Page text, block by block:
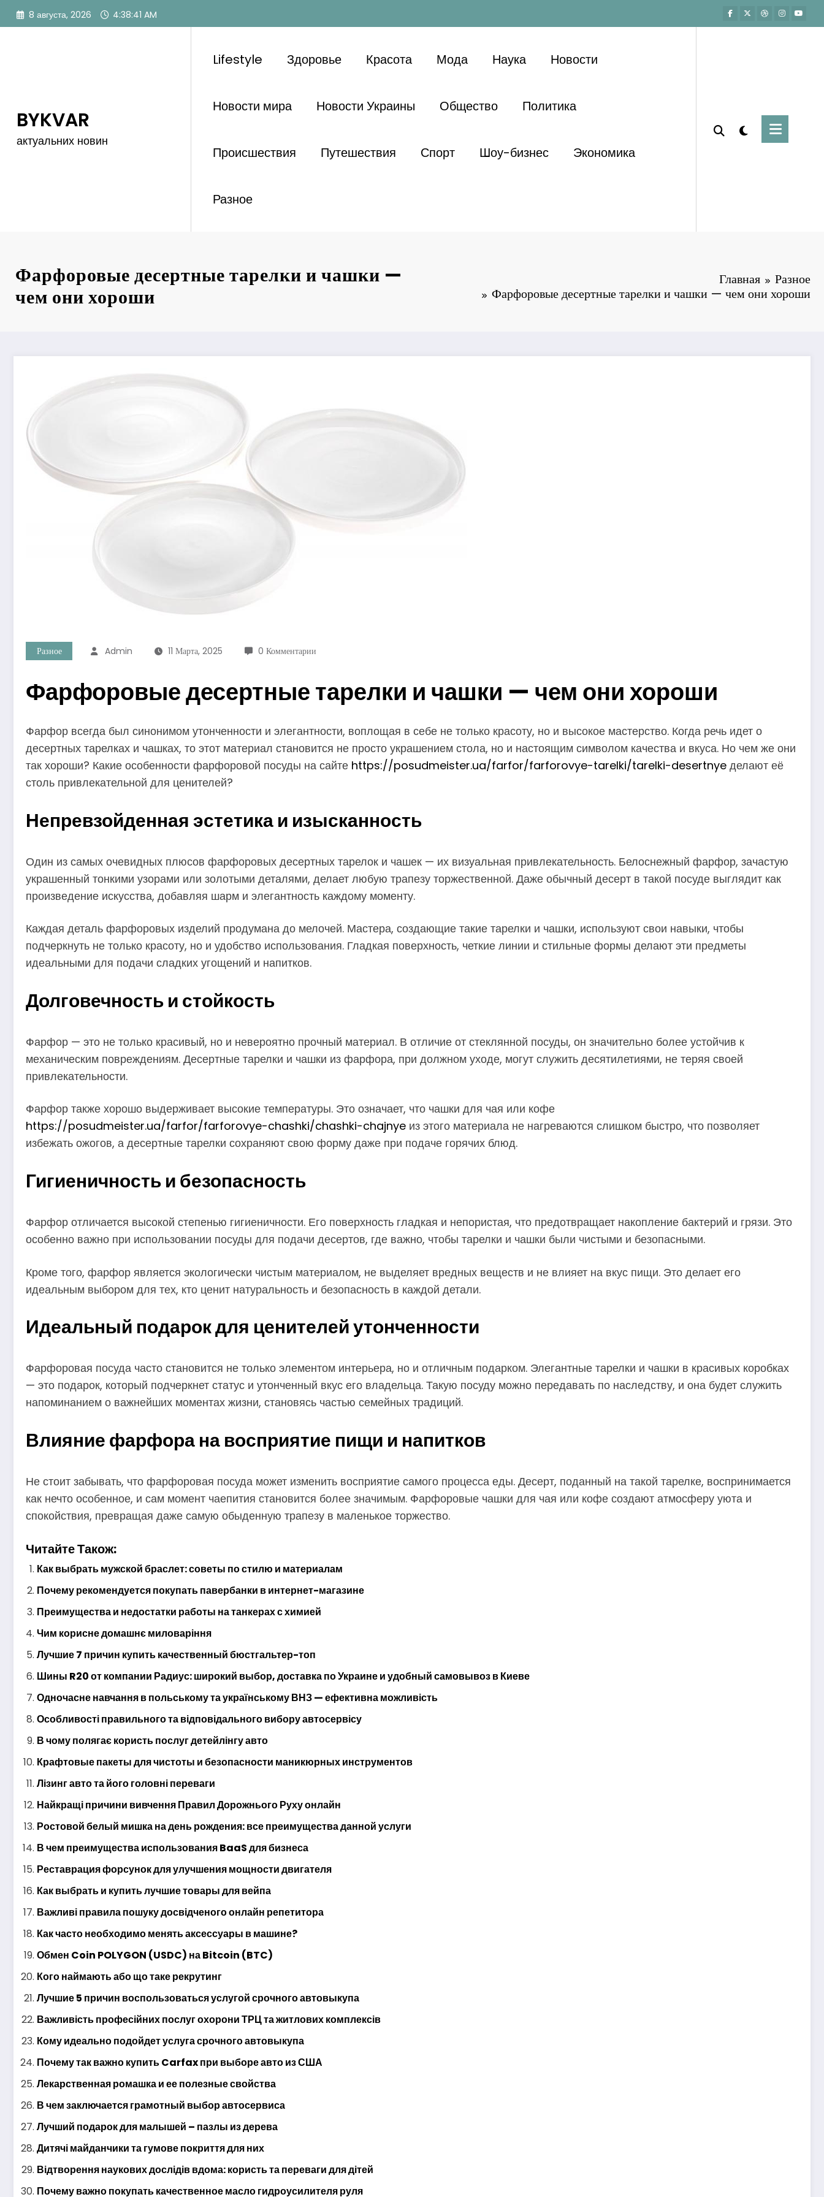
Перейти
8 августа, 2026 4:38:42 AM
BYKVAR
актуальних новин
Lifestyle Здоровье Красота Мода Наука Новости
Новости мира Новости Украины Общество Политика
Происшествия Путешествия Спорт Шоу-бизнес Экономика
Разное
Фарфоровые десертные тарелки и чашки —
чем они хороши
Главная
Разное
Фарфоровые десертные тарелки и чашки — чем они хороши
Разное Admin 11 Марта, 2025 0 Комментарии
Фарфоровые десертные тарелки и чашки — чем они хороши
Фарфор всегда был синонимом утонченности и элегантности, воплощая в себе не только красоту, но и высокое мастерство. Когда речь идет о
десертных тарелках и чашках, то этот материал становится не просто украшением стола, но и настоящим символом качества и вкуса. Но чем же они
так хороши? Какие особенности фарфоровой посуды на сайте https://posudmeister.ua/farfor/farforovye-tarelki/tarelki-desertnye делают её
столь привлекательной для ценителей?
Непревзойденная эстетика и изысканность
Один из самых очевидных плюсов фарфоровых десертных тарелок и чашек — их визуальная привлекательность. Белоснежный фарфор, зачастую
украшенный тонкими узорами или золотыми деталями, делает любую трапезу торжественной. Даже обычный десерт в такой посуде выглядит как
произведение искусства, добавляя шарм и элегантность каждому моменту.
Каждая деталь фарфоровых изделий продумана до мелочей. Мастера, создающие такие тарелки и чашки, используют свои навыки, чтобы
подчеркнуть не только красоту, но и удобство использования. Гладкая поверхность, четкие линии и стильные формы делают эти предметы
идеальными для подачи сладких угощений и напитков.
Долговечность и стойкость
Фарфор — это не только красивый, но и невероятно прочный материал. В отличие от стеклянной посуды, он значительно более устойчив к
механическим повреждениям. Десертные тарелки и чашки из фарфора, при должном уходе, могут служить десятилетиями, не теряя своей
привлекательности.
Фарфор также хорошо выдерживает высокие температуры. Это означает, что чашки для чая или кофе
https://posudmeister.ua/farfor/farforovye-chashki/chashki-chajnye из этого материала не нагреваются слишком быстро, что позволяет
избежать ожогов, а десертные тарелки сохраняют свою форму даже при подаче горячих блюд.
Гигиеничность и безопасность
Фарфор отличается высокой степенью гигиеничности. Его поверхность гладкая и непористая, что предотвращает накопление бактерий и грязи. Это
особенно важно при использовании посуды для подачи десертов, где важно, чтобы тарелки и чашки были чистыми и безопасными.
Кроме того, фарфор является экологически чистым материалом, не выделяет вредных веществ и не влияет на вкус пищи. Это делает его
идеальным выбором для тех, кто ценит натуральность и безопасность в каждой детали.
Идеальный подарок для ценителей утонченности
Фарфоровая посуда часто становится не только элементом интерьера, но и отличным подарком. Элегантные тарелки и чашки в красивых коробках
— это подарок, который подчеркнет статус и утонченный вкус его владельца. Такую посуду можно передавать по наследству, и она будет служить
напоминанием о важнейших моментах жизни, становясь частью семейных традиций.
Влияние фарфора на восприятие пищи и напитков
Не стоит забывать, что фарфоровая посуда может изменить восприятие самого процесса еды. Десерт, поданный на такой тарелке, воспринимается
как нечто особенное, и сам момент чаепития становится более значимым. Фарфоровые чашки для чая или кофе создают атмосферу уюта и
спокойствия, превращая даже самую обыденную трапезу в маленькое торжество.
Читайте Також:
Как выбрать мужской браслет: советы по стилю и материалам
Почему рекомендуется покупать павербанки в интернет-магазине
Преимущества и недостатки работы на танкерах с химией
Чим корисне домашнє миловаріння
Лучшие 7 причин купить качественный бюстгальтер-топ
Шины R20 от компании Радиус: широкий выбор, доставка по Украине и удобный самовывоз в Киеве
Одночасне навчання в польському та українському ВНЗ — ефективна можливість
Особливості правильного та відповідального вибору автосервісу
В чому полягає користь послуг детейлінгу авто
Крафтовые пакеты для чистоты и безопасности маникюрных инструментов
Лізинг авто та його головні переваги
Найкращі причини вивчення Правил Дорожнього Руху онлайн
Ростовой белый мишка на день рождения: все преимущества данной услуги
В чем преимущества использования BaaS для бизнеса
Реставрация форсунок для улучшения мощности двигателя
Как выбрать и купить лучшие товары для вейпа
Важливі правила пошуку досвідченого онлайн репетитора
Как часто необходимо менять аксессуары в машине?
Обмен Coin POLYGON (USDC) на Bitcoin (BTC)
Кого наймають або що таке рекрутинг
Лучшие 5 причин воспользоваться услугой срочного автовыкупа
Важливість професійних послуг охорони ТРЦ та житлових комплексів
Кому идеально подойдет услуга срочного автовыкупа
Почему так важно купить Carfax при выборе авто из США
Лекарственная ромашка и ее полезные свойства
В чем заключается грамотный выбор автосервиса
Лучший подарок для малышей – пазлы из дерева
Дитячі майданчики та гумове покриття для них
Відтворення наукових дослідів вдома: користь та переваги для дітей
Почему важно покупать качественное масло гидроусилителя руля